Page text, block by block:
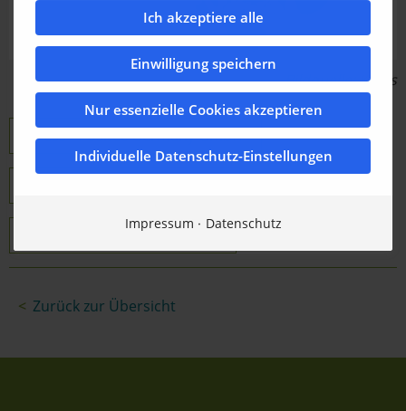
Bildquelle: Kress
Kress - Positec Germany GmbH
Video Darstellung Satelliten
Zurück zur Übersicht
Ich akzeptiere alle
Einwilligung speichern
Nur essenzielle Cookies akzeptieren
Individuelle Datenschutz-Einstellungen
Impressum Datenschutz